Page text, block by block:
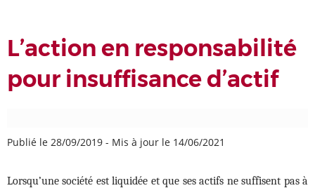
L’action en responsabilité
pour insuffisance d’actif
Publié le 28/09/2019 - Mis à jour le 14/06/2021
Lorsqu’une société est liquidée et que ses actifs ne suffisent pas à